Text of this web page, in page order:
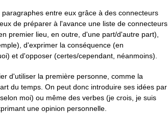
entre eux grâce à des connecteurs
de préparer à l'avance une liste de connecteurs
premier lieu, en outre, d'une part/d'autre part),
d'exprimer la conséquence (en
et d'opposer (certes/cependant, néanmoins).
d'utiliser la première personne, comme la
du temps. On peut donc introduire ses idées par
moi) ou même des verbes (je crois, je suis
une opinion personnelle.